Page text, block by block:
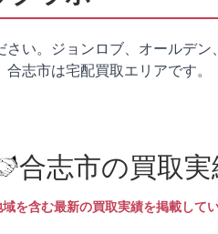
い。ジョンロブ、オールデ
合志市は宅配買取エリアです。
合志市の買取実
を含む最新の買取実績を掲載して